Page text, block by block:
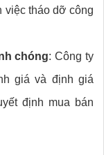
việc tháo dỡ công
chóng: Công ty
giá và định giá
định mua bán